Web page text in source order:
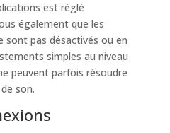
est réglé
également que les
sont pas désactivés ou en
simples au niveau
peuvent parfois résoudre
son.